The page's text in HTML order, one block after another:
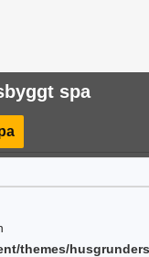
spa
themes/